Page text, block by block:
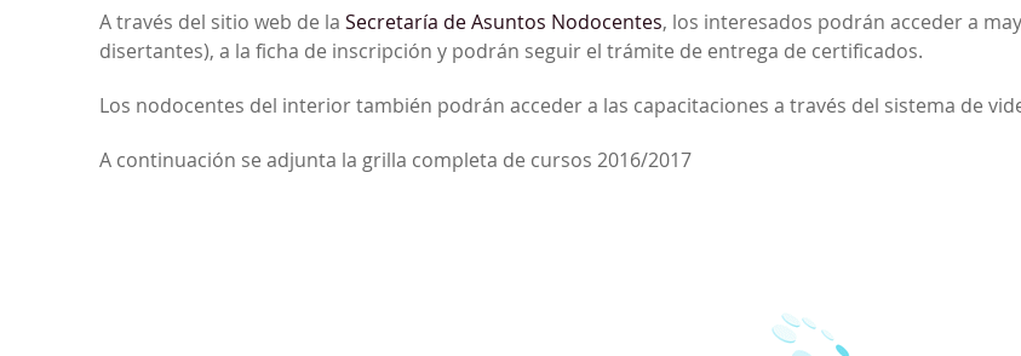
A través del sitio web de la Secretaría de Asuntos Nodocentes, los interesados podrán acceder a
disertantes), a la ficha de inscripción y podrán seguir el trámite de entrega de certificados.
Los nodocentes del interior también podrán acceder a las capacitaciones a través del sistema de
A continuación se adjunta la grilla completa de cursos 2016/2017